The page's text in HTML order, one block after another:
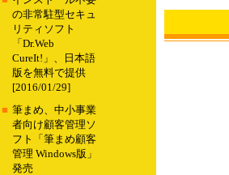
の非常駐型セキュ
リティソフト
「Dr.Web
CureIt!」、日本語
版を無料で提供
[2016/01/29]
■ 筆まめ、中小事業
者向け顧客管理ソ
フト「筆まめ顧客
管理 Windows版」
発売